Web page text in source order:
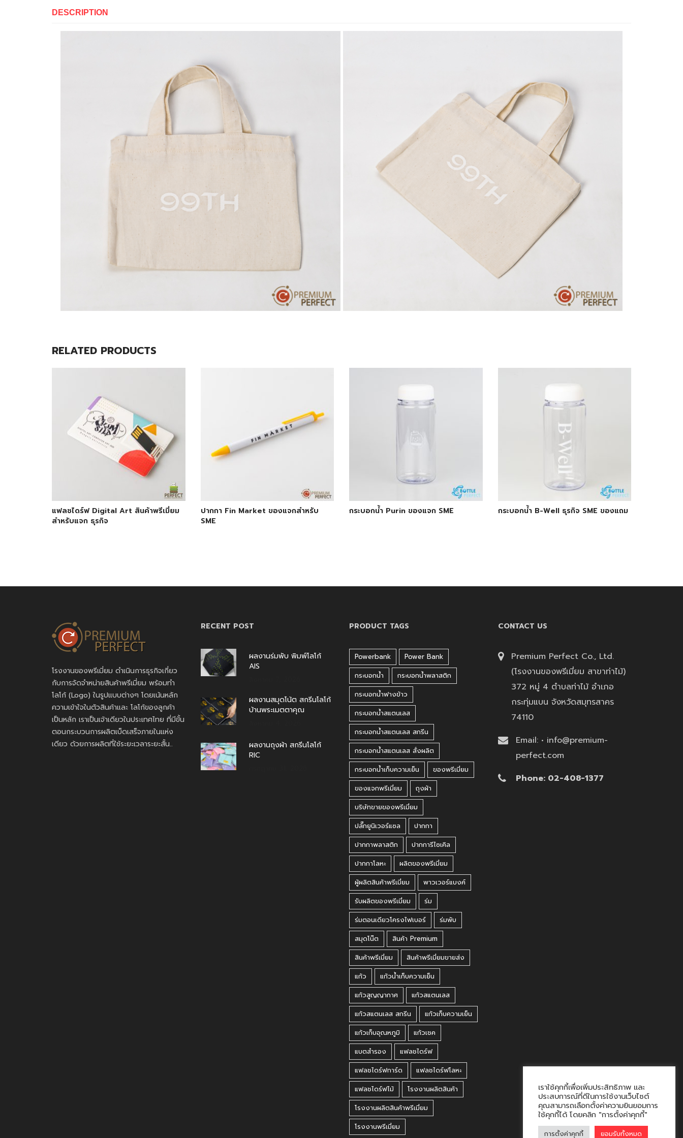
DESCRIPTION
RELATED PRODUCTS
แฟลชไดร์ฟ Digital Art สินค้าพรีเมี่ยม
สำหรับแจก ธุรกิจ
ปากกา Fin Market ของแจกสำหรับ
SME
กระบอกน้ำ Purin ของแจก SME กระบอกน้ำ B-Well ธุรกิจ SME ของแถม
โรงงานของพรีเมี่ยม ดำเนินการธุรกิจเกี่ยว
กับการจัดจำหน่ายสินค้าพรีเมี่ยม พร้อมทำ
โลโก้ (Logo) ในรูปแบบต่างๆ โดยเน้นหลัก
ความเข้าใจในตัวสินค้าและ โลโก้ของลูกค้า
เป็นหลัก เราเป็นเจ้าเดียวในประเทศไทย ที่มีขั้น
ตอนกระบวนการผลิตเบ็ดเสร็จภายในแห่ง
เดียว ด้วยการผลิตที่ใช้ระยะเวลาระยะสั้น..
RECENT POST
ผลงานร่มพับ พิมพ์โลโก้
AIS
ผลงานสมุดโน้ต สกรีนโลโก้
บ้านพระเมตตาคุณ
ผลงานถุงผ้า สกรีนโลโก้
RIC
PRODUCT TAGS
Powerbank
Power Bank
กระบอกน้ำ
กระบอกน้ำพลาสติก
กระบอกน้ำฟางข้าว
กระบอกน้ำสแตนเลส
กระบอกน้ำสแตนเลส สกรีน
กระบอกน้ำสแตนเลส สั่งผลิต
กระบอกน้ำเก็บความเย็น
ของพรีเมี่ยม
ของแจกพรีเมี่ยม
ถุงผ้า
บริษัทขายของพรีเมี่ยม
ปลั๊กยูนิเวอร์แซล
ปากกา
ปากกาพลาสติก
ปากการีไซเคิล
ปากกาโลหะ
ผลิตของพรีเมี่ยม
ผู้ผลิตสินค้าพรีเมี่ยม
พาวเวอร์แบงค์
รับผลิตของพรีเมี่ยม
ร่ม
ร่มตอนเดียวโครงไฟเบอร์
ร่มพับ
สมุดโน๊ต
สินค้า Premium
สินค้าพรีเมี่ยม
สินค้าพรีเมี่ยมขายส่ง
แก้ว
แก้วน้ำเก็บความเย็น
แก้วสูญญากาศ
แก้วสแตนเลส
แก้วสแตนเลส สกรีน
แก้วเก็บความเย็น
แก้วเก็บอุณหภูมิ
แก้วเชค
แบตสำรอง
แฟลชไดร์ฟ
แฟลชไดร์ฟการ์ด
แฟลชไดร์ฟโลหะ
แฟลชไดร์ฟไม้
โรงงานผลิตสินค้า
โรงงานผลิตสินค้าพรีเมี่ยม
โรงงานพรีเมี่ยม
CONTACT US
Premium Perfect Co., Ltd.
(โรงงานของพรีเมี่ยม สาขาท่าไม้)
372 หมู่ 4 ตำบลท่าไม้ อำเภอ
กระทุ่มแบน จังหวัดสมุทรสาคร
74110
Email: • info@premium-
perfect.com
Phone: 02-408-1377
เราใช้คุกกี้เพื่อเพิ่มประสิทธิภาพ และ
ประสบการณ์ที่ดีในการใช้งานเว็บไซต์
คุณสามารถเลือกตั้งค่าความยินยอมการ
ใช้คุกกี้ได้ โดยคลิก "การตั้งค่าคุกกี้"
การตั้งค่าคุกกี้ ยอมรับทั้งหมด